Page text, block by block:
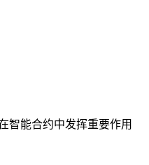
智能合约中发挥重要作用